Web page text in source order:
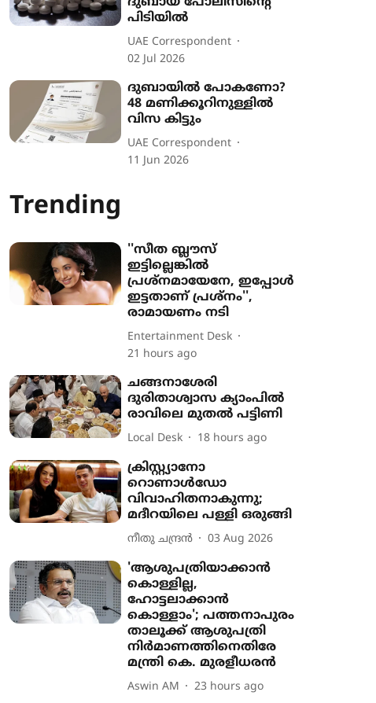
പിടിയിൽ
UAE Correspondent
02 Jul 2026
ദുബായിൽ പോകണോ?
48 മണിക്കൂറിനുള്ളിൽ
വിസ കിട്ടും
UAE Correspondent
11 Jun 2026
Trending
''സീത ബ്ലൗസ്
ഇട്ടില്ലെങ്കിൽ
പ്രശ്നമായേനേ, ഇപ്പോൾ
ഇട്ടതാണ് പ്രശ്നം'',
രാമായണം നടി
Entertainment Desk
21 hours ago
ചങ്ങനാശേരി
ദുരിതാശ്വാസ ക്യാംപിൽ
രാവിലെ മുതൽ പട്ടിണി
Local Desk 18 hours ago
ക്രിസ്റ്റ്യാനോ
റൊണാൾഡോ
വിവാഹിതനാകുന്നു;
മദീറയിലെ പള്ളി ഒരുങ്ങി
നീതു ചന്ദ്രൻ 03 Aug 2026
'ആശുപത്രിയാക്കാൻ
കൊള്ളില്ല,
ഹോട്ടലാക്കാൻ
കൊള്ളാം'; പത്തനാപുരം
താലൂക്ക് ആശുപത്രി
നിർമാണത്തിനെതിരേ
മന്ത്രി കെ. മുരളീധരൻ
Aswin AM 23 hours ago